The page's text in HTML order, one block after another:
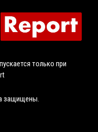
только при
защищены.